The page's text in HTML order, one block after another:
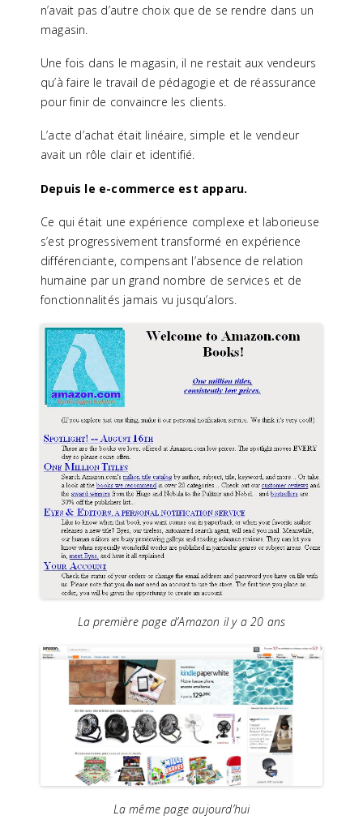
n’avait pas d’autre choix que de se rendre dans un
magasin.
Une fois dans le magasin, il ne restait aux vendeurs
qu’à faire le travail de pédagogie et de réassurance
pour finir de convaincre les clients.
L’acte d’achat était linéaire, simple et le vendeur
avait un rôle clair et identifié.
Depuis le e-commerce est apparu.
Ce qui était une expérience complexe et laborieuse
s’est progressivement transformé en expérience
différenciante, compensant l’absence de relation
humaine par un grand nombre de services et de
fonctionnalités jamais vu jusqu’alors.
La première page d’Amazon il y a 20 ans
La même pageaujourd’hui